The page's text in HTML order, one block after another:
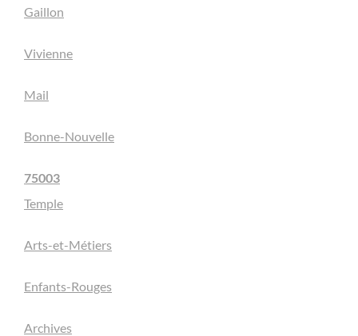
Gaillon
Vivienne
Mail
Bonne-Nouvelle
75003
Temple
Arts-et-Métiers
Enfants-Rouges
Archives